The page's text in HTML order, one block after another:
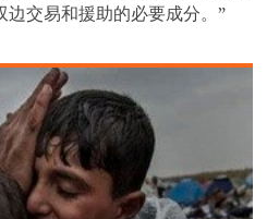
交易和援助的必要成分。”